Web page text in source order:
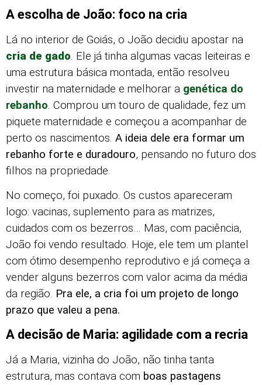
A escolha de João: foco na cria
Lá no interior de Goiás, o João decidiu apostar na
cria de gado. Ele já tinha algumas vacas leiteiras e
uma estrutura básica montada, então resolveu
investir na maternidade e melhorar a genética do
rebanho. Comprou um touro de qualidade, fez um
piquete maternidade e começou a acompanhar de
perto os nascimentos. A ideia dele era formar um
rebanho forte e duradouro, pensando no futuro dos
filhos na propriedade.
No começo, foi puxado. Os custos apareceram
logo: vacinas, suplemento para as matrizes,
cuidados com os bezerros… Mas, com paciência,
João foi vendo resultado. Hoje, ele tem um plantel
com ótimo desempenho reprodutivo e já começa a
vender alguns bezerros com valor acima da média
da região. Pra ele, a cria foi um projeto de longo
prazo que valeu a pena.
A decisão de Maria: agilidade com a recria
Já a Maria, vizinha do João, não tinha tanta
estrutura, mas contava com boas pastagens